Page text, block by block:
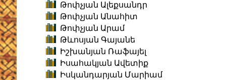
Թոփչյան Ալեքսանդր
Թոփչյան Անահիտ
Թոփչյան Արամ
Թևոսյան Գայանե
Իշխանյան Ռաֆայել
Իսահակյան Ավետիք
Իսկանդարյան Մարիամ